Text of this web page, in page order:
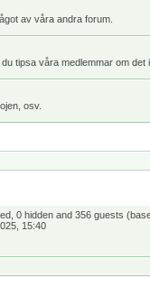
av våra andra forum.
tipsa våra medlemmar om det
osv.
0 hidden and 356 guests
15:40